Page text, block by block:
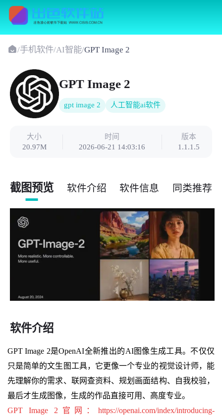
/手机软件/AI智能/GPT Image 2
GPT Image 2
gpt image 2 人工智能ai软件
大小
20.97M
时间
2026-06-21 14:03:16
版本
1.1.1.5
截图预览 软件介绍 软件信息 同类推荐
软件介绍
GPT Image 2是OpenAI全新推出的AI图像生成工具。不仅仅
只是简单的文生图工具，它更像一个专业的视觉设计师，能
先理解你的需求、联网查资料、规划画面结构、自我校验，
最后才生成图像，生成的作品直接可用、高度专业。
GPT Image 2官网：https://openai.com/index/introducing-